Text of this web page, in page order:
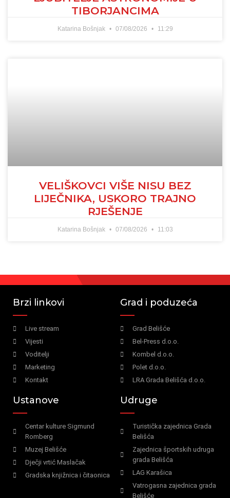
TIBORJANCIMA
Katarina Bošnjak 07/08/2026 11:29
VELIŠKOVCI VIŠE NISU BEZ
LIJEČNIKA, USKORO TRAJNO
RJEŠENJE
Katarina Bošnjak 07/08/2026 11:03
Brzi linkovi
Live stream
Vijesti
Voditelji
Marketing
Kontakt
Grad i poduzeća
Grad Belišće
Bel-Press d.o.o.
Kombel d.o.o.
Polet d.o.o.
LRA Grada Belišća d.o.o.
Ustanove
Centar kulture Sigmund
Romberg
Muzej Belišće
Dječji vrtić Maslačak
Gradska knjižnica i čitaonica
Udruge
Turistička zajednica Grada
Belišća
Zajednica športskih udruga
grada Belišća
LAG Karašica
Vatrogasna zajednica grada
Belišće